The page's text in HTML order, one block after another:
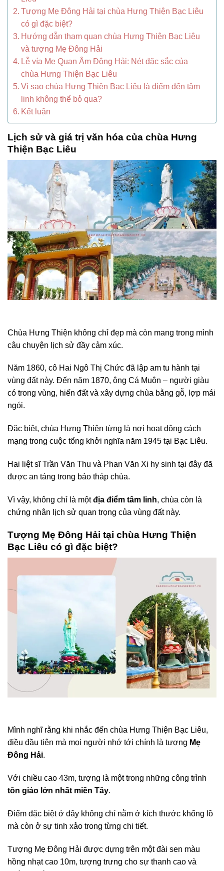
Tượng Mẹ Đông Hải tại chùa Hưng Thiện Bạc Liêu
có gì đặc biệt?
Hướng dẫn tham quan chùa Hưng Thiện Bạc Liêu
và tượng Mẹ Đông Hải
Lễ vía Mẹ Quan Âm Đông Hải: Nét đặc sắc của
chùa Hưng Thiện Bạc Liêu
Vì sao chùa Hưng Thiện Bạc Liêu là điểm đến tâm
linh không thể bỏ qua?
Kết luận
Lịch sử và giá trị văn hóa của chùa Hưng
Thiện Bạc Liêu
Chùa Hưng Thiện không chỉ đẹp mà còn mang trong mình
câu chuyện lịch sử đầy cảm xúc.
Năm 1860, cô Hai Ngô Thị Chức đã lập am tu hành tại
vùng đất này. Đến năm 1870, ông Cá Muôn – người giàu
có trong vùng, hiến đất và xây dựng chùa bằng gỗ, lợp mái
ngói.
Đặc biệt, chùa Hưng Thiện từng là nơi hoạt động cách
mạng trong cuộc tổng khởi nghĩa năm 1945 tại Bạc Liêu.
Hai liệt sĩ Trần Văn Thu và Phan Văn Xi hy sinh tại đây đã
được an táng trong bảo tháp chùa.
Vì vậy, không chỉ là mộtđịa điểm tâm linh, chùa còn là
chứng nhân lịch sử quan trọng của vùng đất này.
Tượng Mẹ Đông Hải tại chùa Hưng Thiện
Bạc Liêu có gì đặc biệt?
Mình nghĩ rằng khi nhắc đến chùa Hưng Thiện Bạc Liêu,
điều đầu tiên mà mọi người nhớ tới chính là tượng Mẹ
Đông Hải.
Với chiều cao 43m, tượng là một trong những công trình
tôn giáo lớn nhất miền Tây.
Điểm đặc biệt ở đây không chỉ nằm ở kích thước khổng lồ
mà còn ở sự tinh xảo trong từng chi tiết.
Tượng Mẹ Đông Hải được dựng trên một đài sen màu
hồng nhạt cao 10m, tượng trưng cho sự thanh cao và